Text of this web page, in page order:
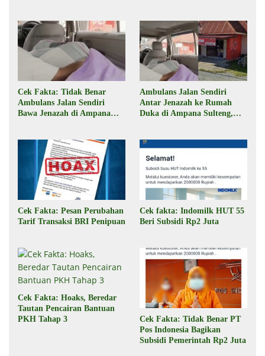
Cek Fakta: Tidak Benar
Ambulans Jalan Sendiri
Bawa Jenazah di Ampana
Ambulans Jalan Sendiri
Antar Jenazah ke Rumah
Duka di Ampana Sulteng,
Cek Fakta: Pesan Perubahan
Tarif Transaksi BRI Penipuan
Cek fakta: Indomilk HUT 55
Beri Subsidi Rp2 Juta
Cek Fakta: Hoaks, Beredar
Tautan Pencairan Bantuan
PKH Tahap 3
Cek Fakta: Tidak Benar PT
Pos Indonesia Bagikan
Subsidi Pemerintah Rp2 Juta